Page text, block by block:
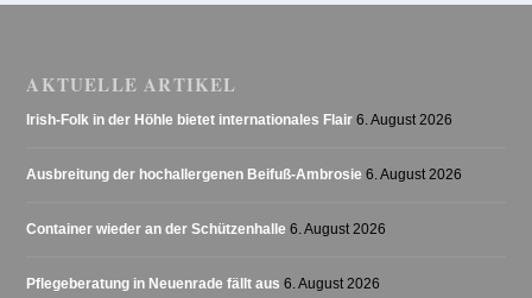
AKTUELLE ARTIKEL
Irish-Folk in der Höhle bietet internationales Flair 6. August 2026
Ausbreitung der hochallergenen Beifuß-Ambrosie 6. August 2026
Container wieder an der Schützenhalle 6. August 2026
Pflegeberatung in Neuenrade fällt aus 6. August 2026